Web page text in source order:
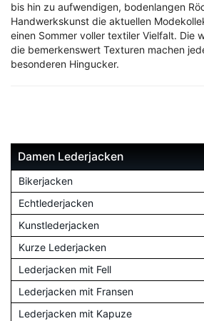
bis hin zu aufwendigen, bodenlangen
Handwerkskunst die aktuellen
einen Sommer voller textiler Vielfalt. Die
die bemerkenswert Texturen machen
besonderen Hingucker.
Damen Lederjacken
Bikerjacken
Echtlederjacken
Kunstlederjacken
Kurze Lederjacken
Lederjacken mit Fell
Lederjacken mit Fransen
Lederjacken mit Kapuze